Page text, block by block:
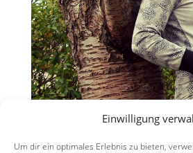
Einwilligung
Um dir ein optimales Erlebnis zu bieten,